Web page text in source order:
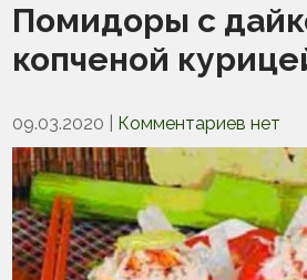
Помидоры с
копченой
09.03.2020 Комментариев нет